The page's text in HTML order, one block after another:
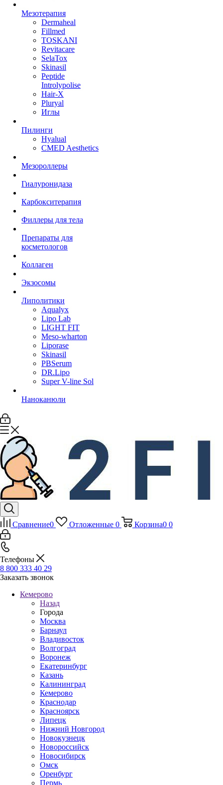
Мезотерапия
Dermaheal
Fillmed
TOSKANI
Revitacare
SelaTox
Skinasil
Peptide
Introlypolise
Hair-X
Pluryal
Иглы
Пилинги
Hyalual
CMED Aesthetics
Мезороллеры
Гиалуронидаза
Карбокситерапия
Филлеры для тела
Препараты для
косметологов
Коллаген
Экзосомы
Липолитики
Aqualyx
Lipo Lab
LIGHT FIT
Meso-wharton
Liporase
Skinasil
PBSerum
DR.Lipo
Super V-line Sol
Наноканюли
Сравнение0 Отложенные 0 Корзина0 0
Телефоны
8 800 333 40 29
Заказать звонок
Кемерово
Назад
Города
Москва
Барнаул
Владивосток
Волгоград
Воронеж
Екатеринбург
Казань
Калининград
Кемерово
Краснодар
Красноярск
Липецк
Нижний Новгород
Новокузнецк
Новороссийск
Новосибирск
Омск
Оренбург
Пермь